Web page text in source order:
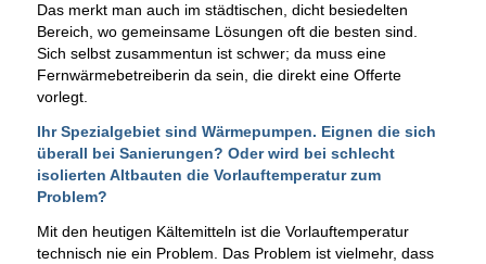
Das merkt man auch im städtischen, dicht besiedelten
Bereich, wo gemeinsame Lösungen oft die besten sind.
Sich selbst zusammentun ist schwer; da muss eine
Fernwärmebetreiberin da sein, die direkt eine Offerte
vorlegt.
Ihr Spezialgebiet sind Wärmepumpen. Eignen die sich
überall bei Sanierungen? Oder wird bei schlecht
isolierten Altbauten die Vorlauftemperatur zum
Problem?
Mit den heutigen Kältemitteln ist die Vorlauftemperatur
technisch nie ein Problem. Das Problem ist vielmehr, dass